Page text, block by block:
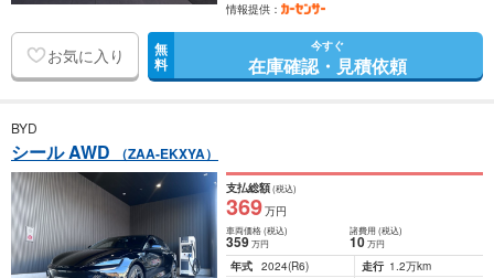
情報提供：
お気に入り 無
料
今すぐ
在庫確認・見積依頼
BYD
シール AWD （ZAA-EKXYA）
支払総額(税込)
369万円
車両価格(税込)
359万円
諸費用 (税込)
10 万円
年式 2024(R6) 走行 1.2万km